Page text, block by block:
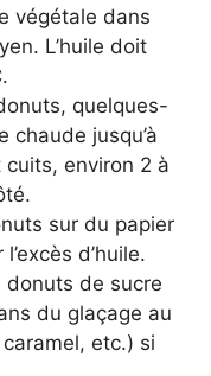
végétale dans
L’huile doit
quelques-
chaude jusqu’à
cuits, environ 2 à
sur du papier
d’huile.
de sucre
du glaçage au
etc.) si